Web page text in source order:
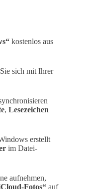
kostenlos aus
sich mit Ihrer
, Lesezeichen
erstellt
im Datei-
aufnehmen,
Fotos“ auf